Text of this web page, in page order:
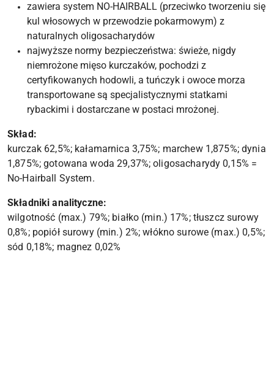
zawiera system NO-HAIRBALL (przeciwko tworzeniu się
kul włosowych w przewodzie pokarmowym) z
naturalnych oligosacharydów
najwyższe normy bezpieczeństwa: świeże, nigdy
niemrożone mięso kurczaków, pochodzi z
certyfikowanych hodowli, a tuńczyk i owoce morza
transportowane są specjalistycznymi statkami
rybackimi i dostarczane w postaci mrożonej.
Skład:
kurczak 62,5%; kałamarnica 3,75%; marchew 1,875%; dynia
1,875%; gotowana woda 29,37%; oligosacharydy 0,15% =
No-Hairball System.
Składniki analityczne:
wilgotność (max.) 79%; białko (min.) 17%; tłuszcz surowy
0,8%; popiół surowy (min.) 2%; włókno surowe (max.) 0,5%;
sód 0,18%; magnez 0,02%